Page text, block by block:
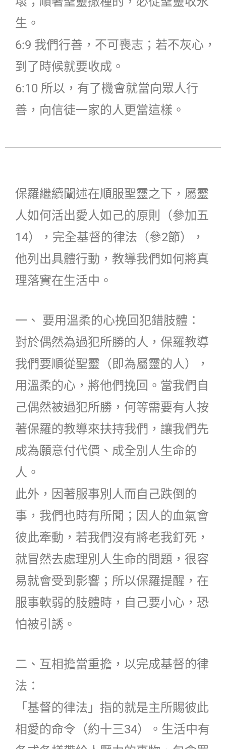
生。
6:9 我們行善，不可喪志；若不灰心，
到了時候就要收成。
6:10 所以，有了機會就當向眾人行
善，向信徒一家的人更當這樣。
保羅繼續闡述在順服聖靈之下，屬靈
人如何活出愛人如己的原則（參加五
14），完全基督的律法（參2節），
他列出具體行動，教導我們如何將真
理落實在生活中。
一、 要用溫柔的心挽回犯錯肢體：
對於偶然為過犯所勝的人，保羅教導
我們要順從聖靈（即為屬靈的人），
用溫柔的心，將他們挽回。當我們自
己偶然被過犯所勝，何等需要有人按
著保羅的教導來扶持我們，讓我們先
成為願意付代價、成全別人生命的
人。
此外，因著服事別人而自己跌倒的
事，我們也時有所聞；因人的血氣會
彼此牽動，若我們沒有將老我釘死，
就冒然去處理別人生命的問題，很容
易就會受到影響；所以保羅提醒，在
服事軟弱的肢體時，自己要小心，恐
怕被引誘。
二、互相擔當重擔，以完成基督的律
法：
「基督的律法」指的就是主所賜彼此
相愛的命令（約十三34）。生活中有